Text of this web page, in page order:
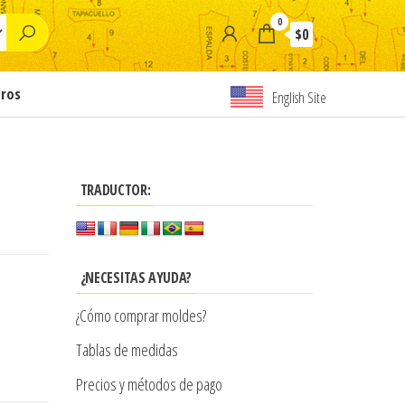
0
$0
English Site
TRADUCTOR:
¿NECESITAS AYUDA?
¿Cómo comprar moldes?
Tablas de medidas
Precios y métodos de pago